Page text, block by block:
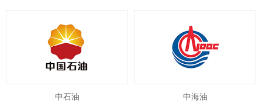
中石油 中海油